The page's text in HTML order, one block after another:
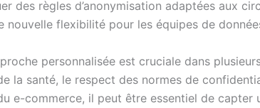
des règles d’anonymisation adaptées aux
nouvelle flexibilité pour les équipes de
personnalisée est cruciale dans
la santé, le respect des normes de
e-commerce, il peut être essentiel de capter